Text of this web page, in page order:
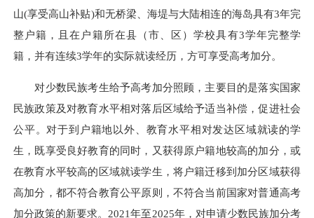
山(享受高山补贴)和无桥梁、海堤与大陆相连的海岛具有3年完
整户籍，且在户籍所在县（市、区）学校具有3学年完整学
籍，并有连续3学年的实际就读经历，方可享受高考加分。
对少数民族考生给予高考加分照顾，主要目的是落实国家
民族政策及对教育水平相对落后区域给予适当补偿，促进社会
公平。对于到户籍地以外、教育水平相对发达区域就读的学
生，既享受良好教育的同时，又获得原户籍地较高的加分，或
在教育水平较高的区域就读学生，将户籍迁移到加分区域获得
高加分，都不符合教育公平原则，不符合当前国家对普通高考
加分政策的新要求。2021年至2025年，对申请少数民族加分考